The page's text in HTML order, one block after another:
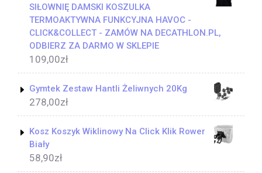
SIŁOWNIĘ DAMSKI KOSZULKA
TERMOAKTYWNA FUNKCYJNA HAVOC -
CLICK&COLLECT - ZAMÓW NA DECATHLON.PL,
ODBIERZ ZA DARMO W SKLEPIE
109,00zł
Gymtek Zestaw Hantli Żeliwnych 20Kg
278,00zł
Kosz Koszyk Wiklinowy Na Click Klik Rower
Biały
58,90zł